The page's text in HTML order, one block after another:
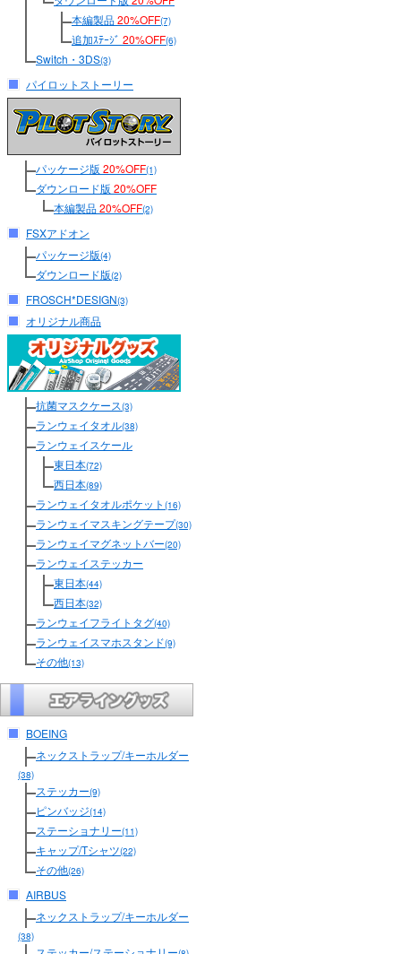
本編製品20%OFF(7)
追加ｽﾃｰｼﾞ 20%OFF(6)
Switch・3DS(3)
パイロットストーリー
パッケージ版 20%OFF(1)
ダウンロード版 20%OFF
本編製品20%OFF(2)
FSXアドオン
パッケージ版(4)
ダウンロード版(2)
FROSCH*DESIGN(3)
オリジナル商品
抗菌マスクケース(3)
ランウェイタオル(38)
ランウェイスケール
東日本(72)
西日本(89)
ランウェイタオルポケット (16)
ランウェイマスキングテープ(30)
ランウェイマグネットバー(20)
ランウェイステッカー
東日本(44)
西日本(32)
ランウェイフライトタグ(40)
ランウェイスマホスタンド(9)
その他(13)
BOEING
ネックストラップ/キーホルダー
(38)
ステッカー(9)
ピンバッジ(14)
ステーショナリー(11)
キャップ/Tシャツ(22)
その他(26)
AIRBUS
ネックストラップ/キーホルダー
(38)